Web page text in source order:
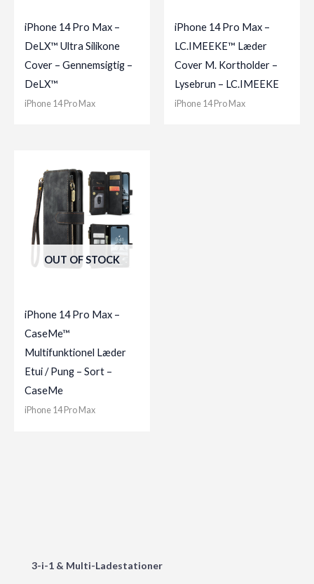
3-i-1 & Multi-Ladestationer
iPhone 14 Pro Max –
DeLX™ Ultra Silikone
Cover – Gennemsigtig –
DeLX™
iPhone 14 Pro Max
iPhone 14 Pro Max –
LC.IMEEKE™ Læder
Cover M. Kortholder –
Lysebrun – LC.IMEEKE
iPhone 14 Pro Max
OUT OF STOCK
iPhone 14 Pro Max –
CaseMe™
Multifunktionel Læder
Etui / Pung – Sort –
CaseMe
iPhone 14 Pro Max